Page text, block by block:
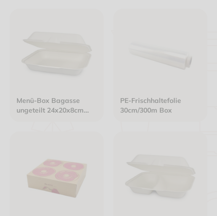
Menü-Box Bagasse
ungeteilt 24x20x8cm
PE-Frischhaltefolie
30cm/300m Box